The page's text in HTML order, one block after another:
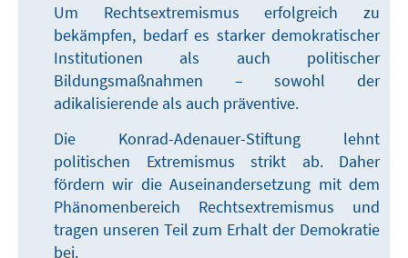
Um Rechtsextremismus erfolgreich zu
bekämpfen, bedarf es starker demokratischer
Institutionen als auch politischer
Bildungsmaßnahmen – sowohl der
adikalisierende als auch präventive.
Die Konrad-Adenauer-Stiftung lehnt
politischen Extremismus strikt ab. Daher
fördern wir die Auseinandersetzung mit dem
Phänomenbereich Rechtsextremismus und
tragen unseren Teil zum Erhalt der Demokratie
bei.